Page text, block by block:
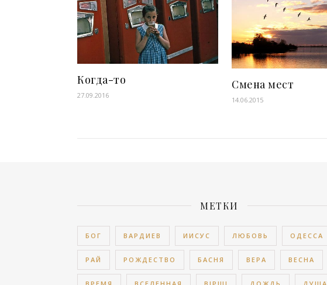
Когда-то
27.09.2016
Смена мест
14.06.2015
МЕТКИ
БОГ ВАРДИЕВ ИИСУС ЛЮБОВЬ ОДЕССА
РАЙ РОЖДЕСТВО БАСНЯ ВЕРА ВЕСНА